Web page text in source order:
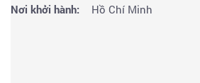
Nơi khởi hành:
Hồ Chí Minh